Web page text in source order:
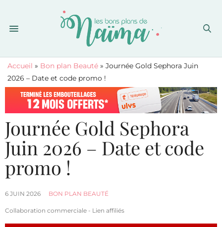
Accueil » Bon plan Beauté » Journée Gold Sephora Juin
2026 – Date et code promo !
Journée Gold Sephora
Juin 2026 – Date et code
promo !
6 JUIN 2026 BON PLAN BEAUTÉ
Collaboration commerciale - Lien affiliés